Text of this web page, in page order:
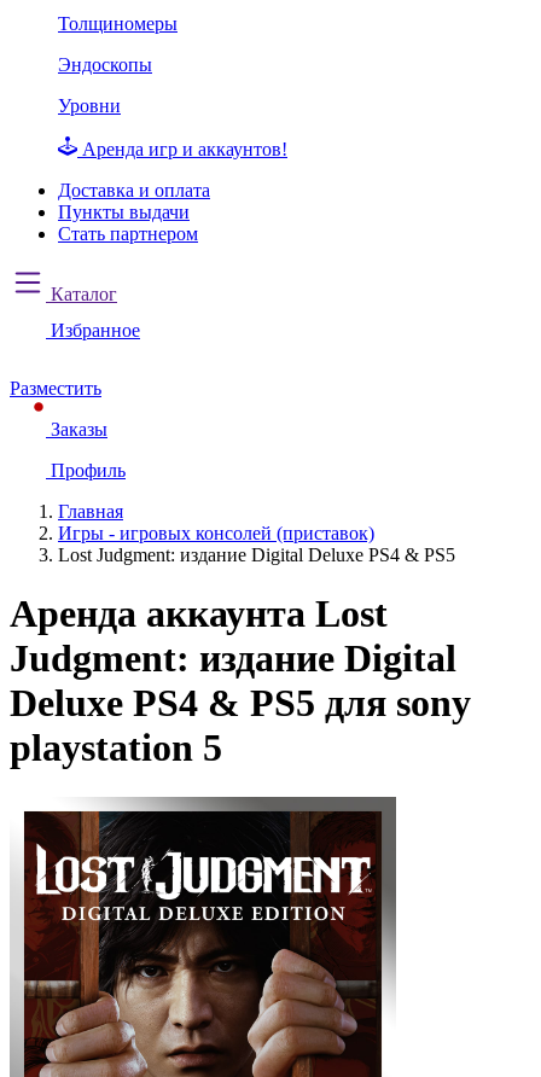
Толщиномеры
Эндоскопы
Уровни
Аренда игр и аккаунтов!
Доставка и оплата
Пункты выдачи
Стать партнером
Каталог
Избранное
Разместить
Заказы
Профиль
Главная
Игры - игровых консолей (приставок)
Lost Judgment: издание Digital Deluxe PS4 & PS5
Аренда аккаунта Lost
Judgment: издание Digital
Deluxe PS4 & PS5 для sony
playstation 5